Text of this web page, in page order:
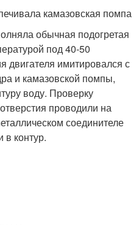
камазовская помпа
обычная подогретая
под 40-50
двигателя имитировался с
и камазовской помпы,
воду. Проверку
проводили на
соединителе
в контур.